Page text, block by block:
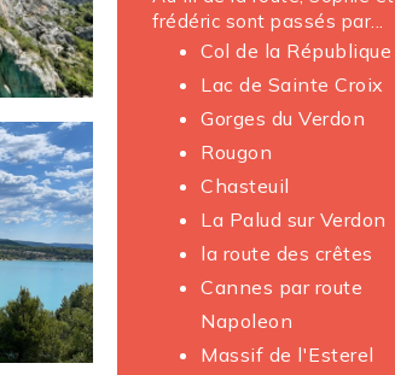
frédéric sont passés par...
Col de la République
Lac de Sainte Croix
Gorges du Verdon
Rougon
Chasteuil
La Palud sur Verdon
la route des crêtes
Cannes par route
Napoleon
Massif de l'Esterel